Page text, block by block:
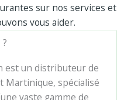
sur nos services et
vous aider.
est un distributeur de
Martinique, spécialisé
vaste gamme de